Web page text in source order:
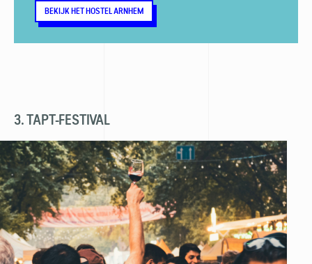
BEKIJK HET HOSTEL ARNHEM
3. TAPT-FESTIVAL